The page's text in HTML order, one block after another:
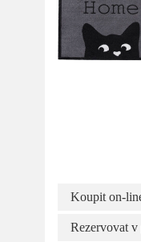
Koupit on-
Rezervovat v